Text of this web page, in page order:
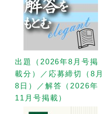
出題（2026年8月号掲
載分）／応募締切（8月
8日）／解答（2026年
11月号掲載）